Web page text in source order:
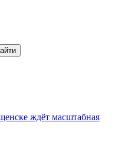
ждёт масштабная